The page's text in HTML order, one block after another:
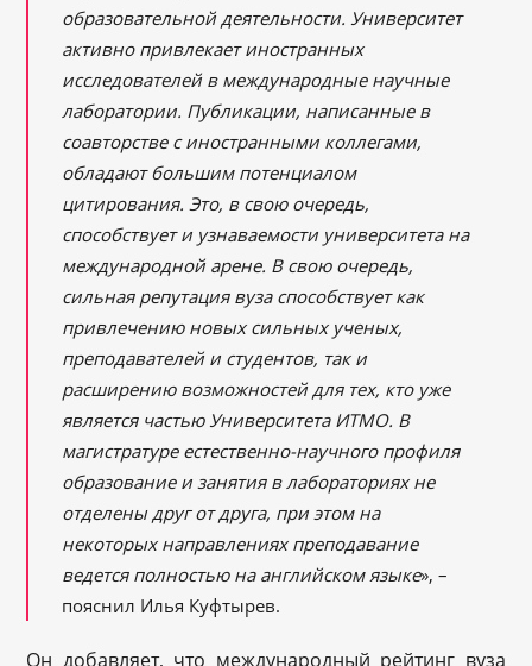
образовательной деятельности. Университет
активно привлекает иностранных
исследователей в международные научные
лаборатории. Публикации, написанные в
соавторстве с иностранными коллегами,
обладают большим потенциалом
цитирования. Это, в свою очередь,
способствует и узнаваемости университета на
международной арене. В свою очередь,
сильная репутация вуза способствует как
привлечению новых сильных ученых,
преподавателей и студентов, так и
расширению возможностей для тех, кто уже
является частью Университета ИТМО. В
магистратуре естественно-научного профиля
образование и занятия в лабораториях не
отделены друг от друга, при этом на
некоторых направлениях преподавание
ведется полностью на английском языке», –
пояснил Илья Куфтырев.
Он добавляет, что международный рейтинг вуза